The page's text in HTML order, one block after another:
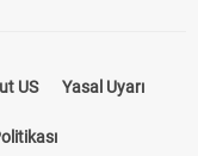
US Yasal Uyarı